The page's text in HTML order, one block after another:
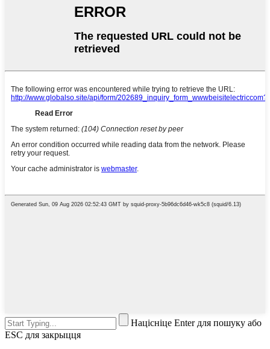
Націсніце Enter для пошуку або
ESC для закрыцця